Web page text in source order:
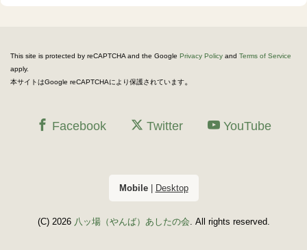
This site is protected by reCAPTCHA and the Google Privacy Policy and Terms of Service
apply.
本サイトはGoogle reCAPTCHAにより保護されています。
Facebook Twitter YouTube
Mobile| Desktop
(C) 2026 八ッ場（やんば）あしたの会. All rights reserved.